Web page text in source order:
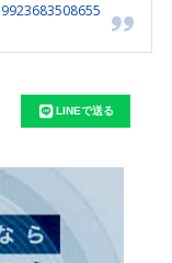
LINEで送る